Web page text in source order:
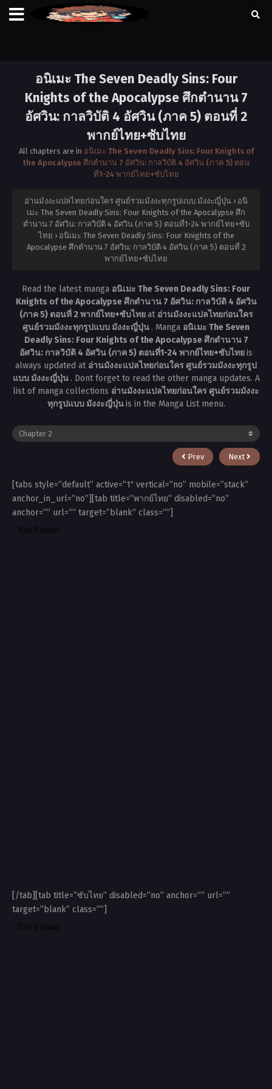
อนิเมะ The Seven Deadly Sins: Four
Knights of the Apocalypse ศึกตำนาน 7
อัศวิน: กาลวิบัติ 4 อัศวิน (ภาค 5) ตอนที่ 2
พากย์ไทย+ซับไทย
All chapters are in อนิเมะ The Seven Deadly Sins: Four Knights of
the Apocalypse ศึกตำนาน 7 อัศวิน: กาลวิบัติ 4 อัศวิน (ภาค 5) ตอน
ที่1-24 พากย์ไทย+ซับไทย
อ่านมังงะแปลไทยก่อนใคร ศูนย์รวมมังงะทุกรูปแบบ มังงะญี่ปุ่น › อนิ
เมะ The Seven Deadly Sins: Four Knights of the Apocalypse ศึก
ตำนาน 7 อัศวิน: กาลวิบัติ 4 อัศวิน (ภาค 5) ตอนที่1-24 พากย์ไทย+ซับ
ไทย › อนิเมะ The Seven Deadly Sins: Four Knights of the
Apocalypse ศึกตำนาน 7 อัศวิน: กาลวิบัติ 4 อัศวิน (ภาค 5) ตอนที่ 2
พากย์ไทย+ซับไทย
Read the latest manga อนิเมะ The Seven Deadly Sins: Four
Knights of the Apocalypse ศึกตำนาน 7 อัศวิน: กาลวิบัติ 4 อัศวิน
(ภาค 5) ตอนที่ 2 พากย์ไทย+ซับไทยat อ่านมังงะแปลไทยก่อนใคร
ศูนย์รวมมังงะทุกรูปแบบ มังงะญี่ปุ่น . Manga อนิเมะ The Seven
Deadly Sins: Four Knights of the Apocalypse ศึกตำนาน 7
อัศวิน: กาลวิบัติ 4 อัศวิน (ภาค 5) ตอนที่1-24 พากย์ไทย+ซับไทยis
always updated at อ่านมังงะแปลไทยก่อนใคร ศูนย์รวมมังงะทุกรูป
แบบ มังงะญี่ปุ่น . Dont forget to read the other manga updates. A
list of manga collections อ่านมังงะแปลไทยก่อนใคร ศูนย์รวมมังงะ
ทุกรูปแบบ มังงะญี่ปุ่นis in the Manga List menu.
Prev Next
[tabs style=”default” active=”1″ vertical=”no” mobile=”stack”
anchor_in_url=”no”][tab title=”พากย์ไทย” disabled=”no”
anchor=”” url=”” target=”blank” class=””]
[/tab][tab title=”ซับไทย” disabled=”no” anchor=”” url=””
target=”blank” class=””]